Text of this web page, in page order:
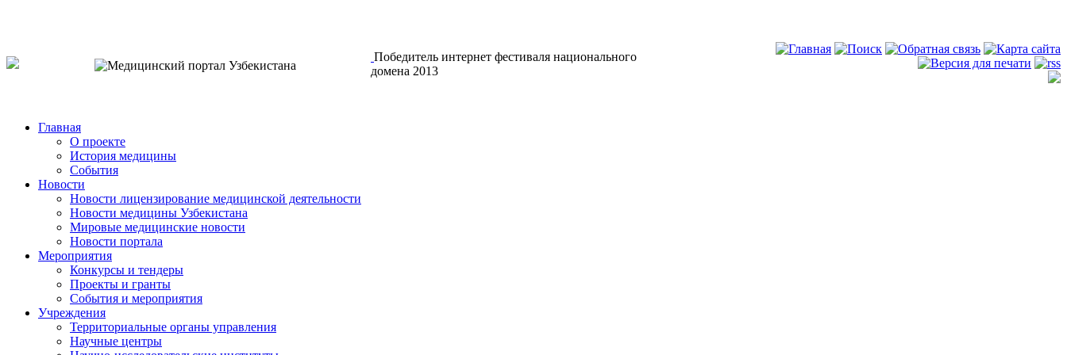
Победитель интернет фестиваля национального
домена 2013
Главная
О проекте
История медицины
События
Новости
Новости лицензирование медицинской деятельности
Новости медицины Узбекистана
Мировые медицинские новости
Новости портала
Мероприятия
Конкурсы и тендеры
Проекты и гранты
События и мероприятия
Учреждения
Территориальные органы управления
Научные центры